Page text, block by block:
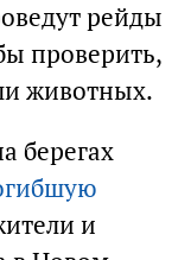
рейды
проверить,
животных.
берегах
и